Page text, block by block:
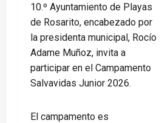
10.º Ayuntamiento de Playas
de Rosarito, encabezado por
la presidenta municipal, Rocío
Adame Muñoz, invita a
participar en el Campamento
Salvavidas Junior 2026.
El campamento es